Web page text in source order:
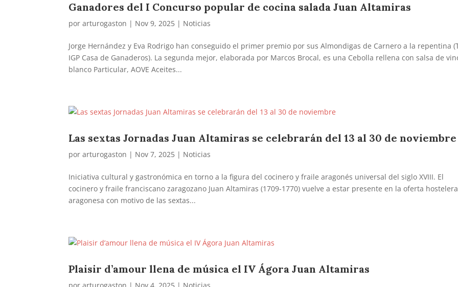
Ganadores del I Concurso popular de cocina salada Juan Altamiras
porarturogaston | Nov 9, 2025 | Noticias
Jorge Hernández y Eva Rodrigo han conseguido el primer premio por sus Almondigas de Carnero a la repentina
IGP Casa de Ganaderos). La segunda mejor, elaborada por Marcos Brocal, es una Cebolla rellena con salsa de
blanco Particular, AOVE Aceites...
Las sextas Jornadas Juan Altamiras se celebrarán del 13 al 30 de noviembre
porarturogaston | Nov 7, 2025 | Noticias
Iniciativa cultural y gastronómica en torno a la figura del cocinero y fraile aragonés universal del siglo XVIII. El
cocinero y fraile franciscano zaragozano Juan Altamiras (1709-1770) vuelve a estar presente en la oferta hostelera
aragonesa con motivo de las sextas...
Plaisir d’amour llena de música el IV Ágora Juan Altamiras